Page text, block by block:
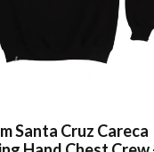
Santa Cruz Careca